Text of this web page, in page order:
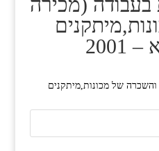
של מכונות,מיתקנים